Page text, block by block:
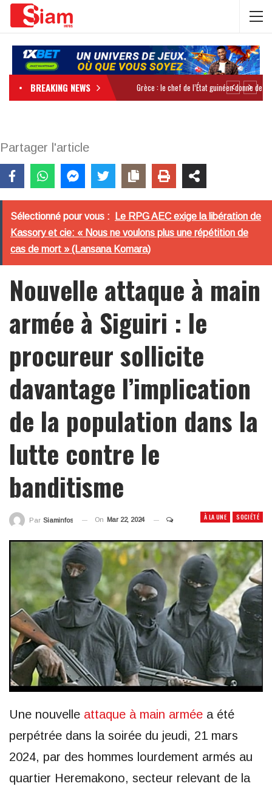
BREAKING NEWS
Partager l'article
Sélectionné pour vous :
Le RPG AEC exige la libération de
Kassory et cie: « Nous ne voulons plus une répétition de
cas de mort » (Lansana Komara)
Nouvelle attaque à main
armée à Siguiri : le
procureur sollicite
davantage l’implication
de la population dans la
lutte contre le
banditisme
À LA UNE SOCIÉTÉ
Par Siaminfos On Mar 22, 2024
Une nouvelle attaque à main armée a été
perpétrée dans la soirée du jeudi, 21 mars
2024, par des hommes lourdement armés au
quartier Heremakono, secteur relevant de la